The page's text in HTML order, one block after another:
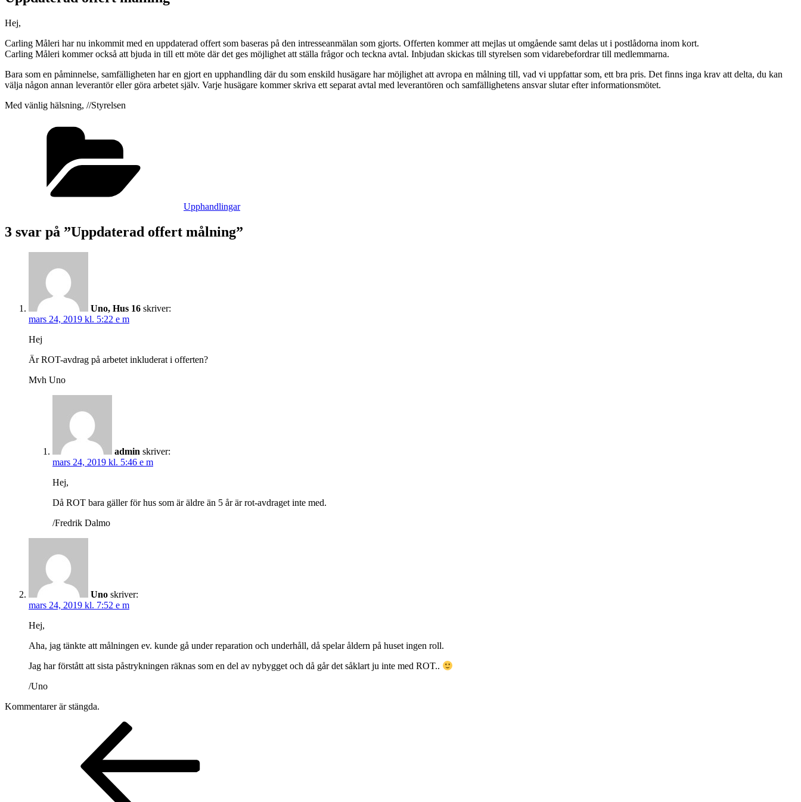
Hej,
Carling Måleri har nu inkommit med en uppdaterad offert som baseras på den intresseanmälan som gjorts. Offerten kommer att mejlas ut omgående samt delas ut i postlådorna inom kort.
Carling Måleri kommer också att bjuda in till ett möte där det ges möjlighet att ställa frågor och teckna avtal. Inbjudan skickas till styrelsen som vidarebefordrar till medlemmarna.
Bara som en påminnelse, samfälligheten har en gjort en upphandling där du som enskild husägare har möjlighet att avropa en målning till, vad vi uppfattar som, ett bra pris. Det finns inga krav att delta, du kan
välja någon annan leverantör eller göra arbetet själv. Varje husägare kommer skriva ett separat avtal med leverantören och samfällighetens ansvar slutar efter informationsmötet.
Med vänlig hälsning, //Styrelsen
Upphandlingar
3 svar på ”Uppdaterad offert målning”
Uno, Hus 16 skriver:
mars 24, 2019 kl. 5:22 e m
Hej
Är ROT-avdrag på arbetet inkluderat i offerten?
Mvh Uno
admin skriver:
mars 24, 2019 kl. 5:46 e m
Hej,
Då ROT bara gäller för hus som är äldre än 5 år är rot-avdraget inte med.
/Fredrik Dalmo
Uno skriver:
mars 24, 2019 kl. 7:52 e m
Hej,
Aha, jag tänkte att målningen ev. kunde gå under reparation och underhåll, då spelar åldern på huset ingen roll.
Jag har förstått att sista påstrykningen räknas som en del av nybygget och då går det såklart ju inte med ROT..
/Uno
Kommentarer är stängda.
Inläggsnavigering